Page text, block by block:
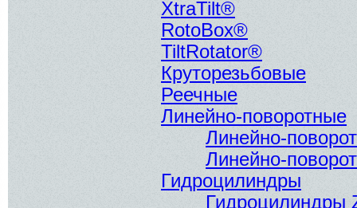
XtraTilt®
RotoBox®
TiltRotator®
Круторезьбовые
Реечные
Линейно-поворотные
Линейно-
Линейно-
Гидроцилиндры
Гидроцилиндры